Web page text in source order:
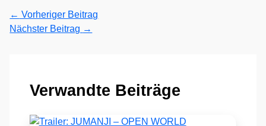
← Vorheriger Beitrag
Nächster Beitrag →
Verwandte Beiträge